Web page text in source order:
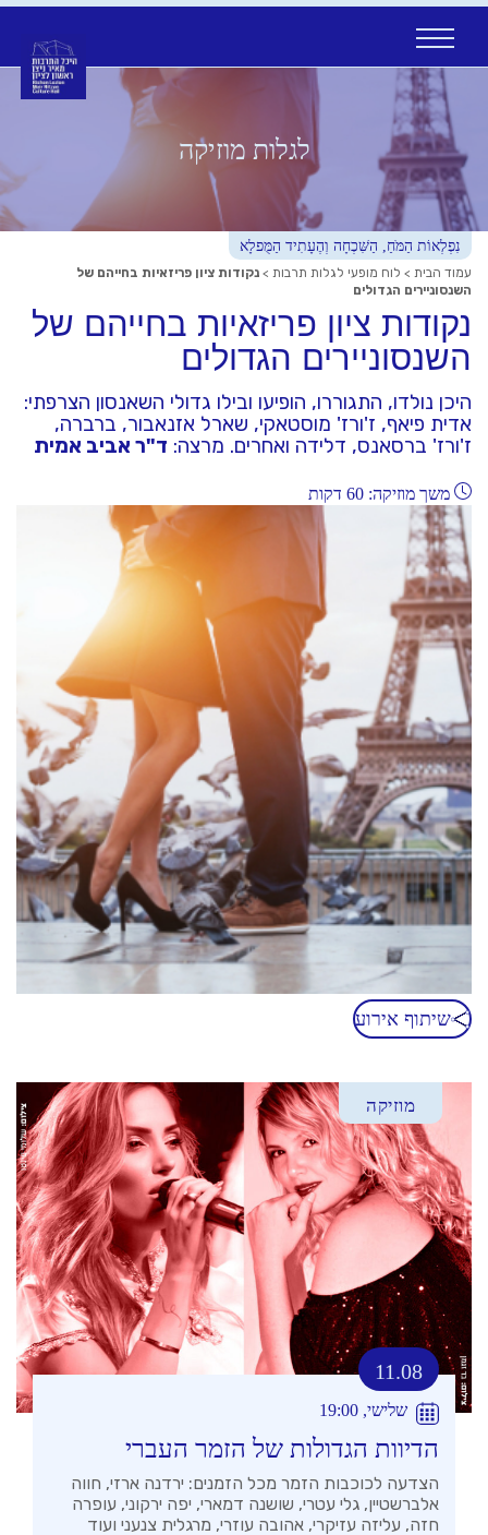
content
לגלות מוזיקה
נִפְלְאוֹת הַמֹּחַ, הַשִּׁכְחָה וְהֶעָתִיד הַמֻּפלָא
עמוד הבית > לוח מופעי לגלות תרבות > נקודות ציון פריזאיות בחייהם של
השנסוניירים הגדולים
נקודות ציון פריזאיות בחייהם של
השנסוניירים הגדולים
היכן נולדו, התגוררו, הופיעו ובילו גדולי השאנסון הצרפתי:
אדית פיאף, ז'ורז' מוסטאקי, שארל אזנאבור, ברברה,
ז'ורז' ברסאנס, דלידה ואחרים. מרצה: ד"ר אביב אמית
משך מוזיקה: 60 דקות
שיתוף אירוע
מוזיקה
11.08
שלישי, 19:00
הדיוות הגדולות של הזמר העברי
הצדעה לכוכבות הזמר מכל הזמנים: ירדנה ארזי, חווה
אלברשטיין, גלי עטרי, שושנה דמארי, יפה ירקוני, עופרה
חזה, עליזה עזיקרי, אהובה עוזרי, מרגלית צנעני ועוד